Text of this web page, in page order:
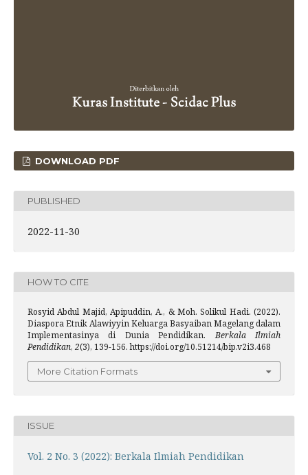
DOWNLOAD PDF
PUBLISHED
2022-11-30
HOW TO CITE
Rosyid Abdul Majid, Apipuddin, A., & Moh. Solikul Hadi. (2022).
Diaspora Etnik Alawiyyin Keluarga Basyaiban Magelang dalam
Implementasinya di Dunia Pendidikan.Berkala Ilmiah
Pendidikan, 2(3), 139-156. https://doi.org/10.51214/bip.v2i3.468
More Citation Formats
ISSUE
Vol. 2 No. 3 (2022): Berkala Ilmiah Pendidikan